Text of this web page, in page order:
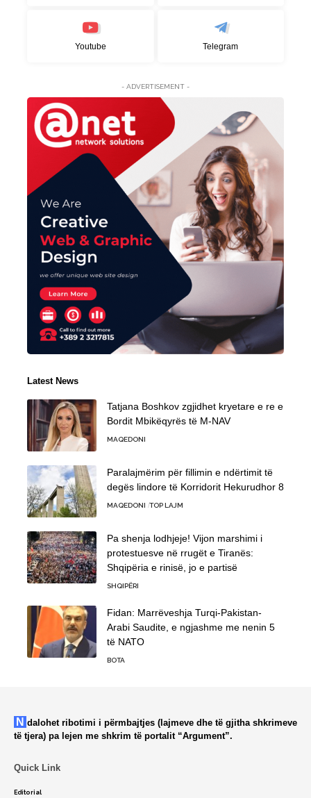
Youtube Telegram
- ADVERTISEMENT -
Latest News
Tatjana Boshkov zgjidhet kryetare e re e
Bordit Mbikëqyrës të M-NAV
MAQEDONI
Paralajmërim për fillimin e ndërtimit të
degës lindore të Korridorit Hekurudhor 8
MAQEDONI TOP LAJM
Pa shenja lodhjeje! Vijon marshimi i
protestuesve në rrugët e Tiranës:
Shqipëria e rinisë, jo e partisë
SHQIPËRI
Fidan: Marrëveshja Turqi-Pakistan-
Arabi Saudite, e ngjashme me nenin 5
të NATO
BOTA
Ndalohet ribotimi i përmbajtjes (lajmeve dhe të gjitha shkrimeve
të tjera) pa lejen me shkrim të portalit “Argument”.
Quick Link
Editorial